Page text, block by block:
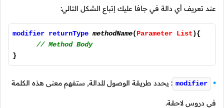
عند تعريف أي دالة في جافا عليك إتباع الشكل التالي:
modifier returnType methodName(Parameter List){
// Method Body
}
modifier : يحدد طريقة الوصول للدالة, ستفهم معنى هذه الكلمة
في دروس لاحقة.